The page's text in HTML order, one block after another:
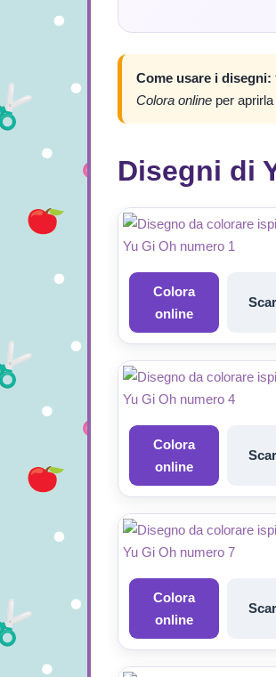
Come usare i disegni:
Colora online per
Disegni di
Colora
online
Colora
online
Colora
online